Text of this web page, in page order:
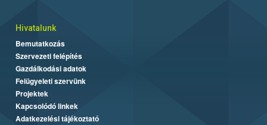
Hivatalunk
Bemutatkozás
Szervezeti felépítés
Gazdálkodási adatok
Felügyeleti szervünk
Projektek
Kapcsolódó linkek
Adatkezelési tájékoztató